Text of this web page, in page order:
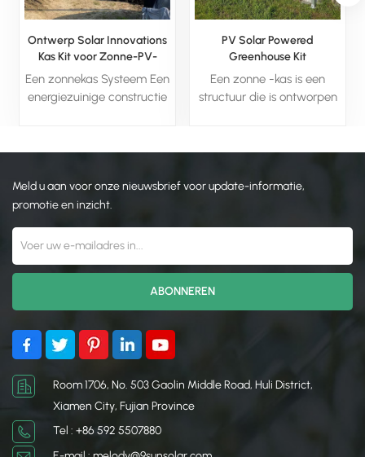
Ontwerp Solar Innovations
Kas Kit voor Zonne-PV-
systeem
Een zonnekas Systeem Een
energiezuinige constructie
plantengroei en
temperatuur en
luchtvochtigheid te
gebruikgemaakt van
energieontwerp,
thermische massa en soms
fotovoltaïsche panelen om
de afhankelijkheid van
externe energiebronnen te
PV Solar Powered
Greenhouse Kit
Een zonne -kas is een
structuur die is ontworpen
van planten, zelfs in
maakt gebruik van
transparante beglazing,
om de absorptie van
zonlicht te maximaliseren
systemen zoals
Meld u aan voor onze nieuwsbrief voor update-informatie,
promotie en inzicht.
Room 1706, No. 503 Gaolin Middle Road, Huli District,
Xiamen City, Fujian Province
Tel : +86 592 5507880